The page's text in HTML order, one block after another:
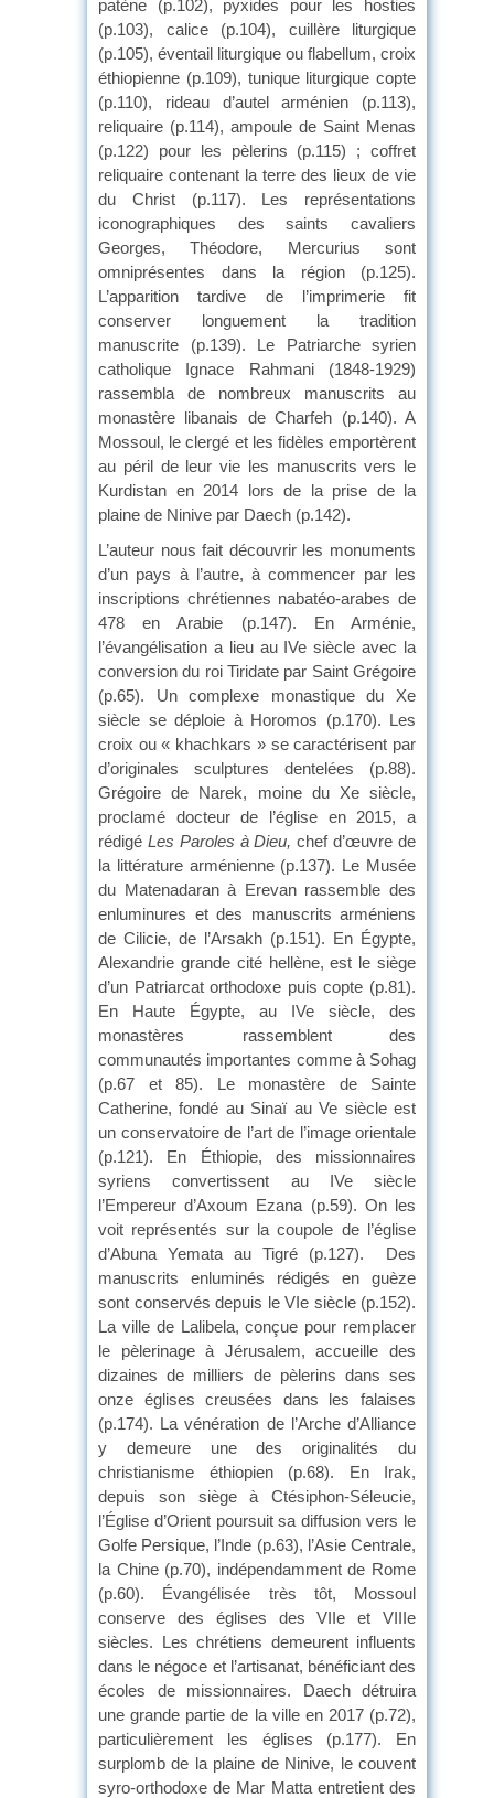
patène (p.102), pyxides pour les hosties
(p.103), calice (p.104), cuillère liturgique
(p.105), éventail liturgique ou flabellum, croix
éthiopienne (p.109), tunique liturgique copte
(p.110), rideau d’autel arménien (p.113),
reliquaire (p.114), ampoule de Saint Menas
(p.122) pour les pèlerins (p.115) ; coffret
reliquaire contenant la terre des lieux de vie
du Christ (p.117). Les représentations
iconographiques des saints cavaliers
Georges, Théodore, Mercurius sont
omniprésentes dans la région (p.125).
L’apparition tardive de l’imprimerie fit
conserver longuement la tradition
manuscrite (p.139). Le Patriarche syrien
catholique Ignace Rahmani (1848-1929)
rassembla de nombreux manuscrits au
monastère libanais de Charfeh (p.140). A
Mossoul, le clergé et les fidèles emportèrent
au péril de leur vie les manuscrits vers le
Kurdistan en 2014 lors de la prise de la
plaine de Ninive par Daech (p.142).
L’auteur nous fait découvrir les monuments
d’un pays à l’autre, à commencer par les
inscriptions chrétiennes nabatéo-arabes de
478 en Arabie (p.147). En Arménie,
l’évangélisation a lieu au IVe siècle avec la
conversion du roi Tiridate par Saint Grégoire
(p.65). Un complexe monastique du Xe
siècle se déploie à Horomos (p.170). Les
croix ou « khachkars » se caractérisent par
d’originales sculptures dentelées (p.88).
Grégoire de Narek, moine du Xe siècle,
proclamé docteur de l’église en 2015, a
rédigé Les Paroles à Dieu,chef d’œuvre de
la littérature arménienne (p.137). Le Musée
du Matenadaran à Erevan rassemble des
enluminures et des manuscrits arméniens
de Cilicie, de l’Arsakh (p.151). En Égypte,
Alexandrie grande cité hellène, est le siège
d’un Patriarcat orthodoxe puis copte (p.81).
En Haute Égypte, au IVe siècle, des
monastères rassemblent des
communautés importantes comme à Sohag
(p.67 et 85). Le monastère de Sainte
Catherine, fondé au Sinaï au Ve siècle est
un conservatoire de l’art de l’image orientale
(p.121). En Éthiopie, des missionnaires
syriens convertissent au IVe siècle
l’Empereur d’Axoum Ezana (p.59). On les
voit représentés sur la coupole de l’église
d’Abuna Yemata au Tigré (p.127). Des
manuscrits enluminés rédigés en guèze
sont conservés depuis le VIe siècle (p.152).
La ville de Lalibela, conçue pour remplacer
le pèlerinage à Jérusalem, accueille des
dizaines de milliers de pèlerins dans ses
onze églises creusées dans les falaises
(p.174). La vénération de l’Arche d’Alliance
y demeure une des originalités du
christianisme éthiopien (p.68). En Irak,
depuis son siège à Ctésiphon-Séleucie,
l’Église d’Orient poursuit sa diffusion vers le
Golfe Persique, l’Inde (p.63), l’Asie Centrale,
la Chine (p.70), indépendamment de Rome
(p.60). Évangélisée très tôt, Mossoul
conserve des églises des VIIe et VIIIe
siècles. Les chrétiens demeurent influents
dans le négoce et l’artisanat, bénéficiant des
écoles de missionnaires. Daech détruira
une grande partie de la ville en 2017 (p.72),
particulièrement les églises (p.177). En
surplomb de la plaine de Ninive, le couvent
syro-orthodoxe de Mar Matta entretient des